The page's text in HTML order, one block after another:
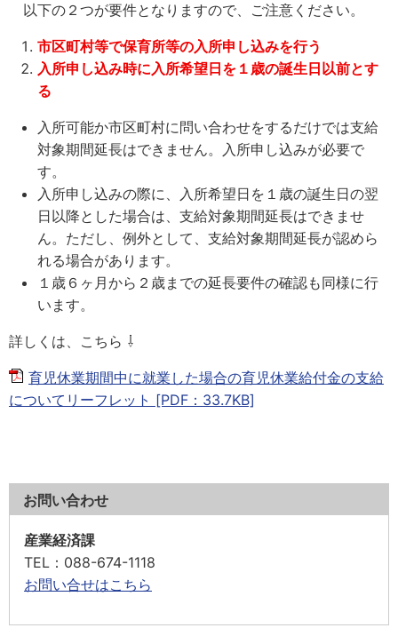
以下の２つが要件となりますので、ご注意ください。
市区町村等で保育所等の入所申し込みを行う
入所申し込み時に入所希望日を１歳の誕生日以前とす
る
入所可能か市区町村に問い合わせをするだけでは支給
対象期間延長はできません。入所申し込みが必要で
す。
入所申し込みの際に、入所希望日を１歳の誕生日の翌
日以降とした場合は、支給対象期間延長はできませ
ん。ただし、例外として、支給対象期間延長が認めら
れる場合があります。
１歳６ヶ月から２歳までの延長要件の確認も同様に行
います。
詳しくは、こちら ⇩
育児休業期間中に就業した場合の育児休業給付金の支給
についてリーフレット [PDF：33.7KB]
お問い合わせ
産業経済課
TEL ：088-674-1118
お問い合せはこちら